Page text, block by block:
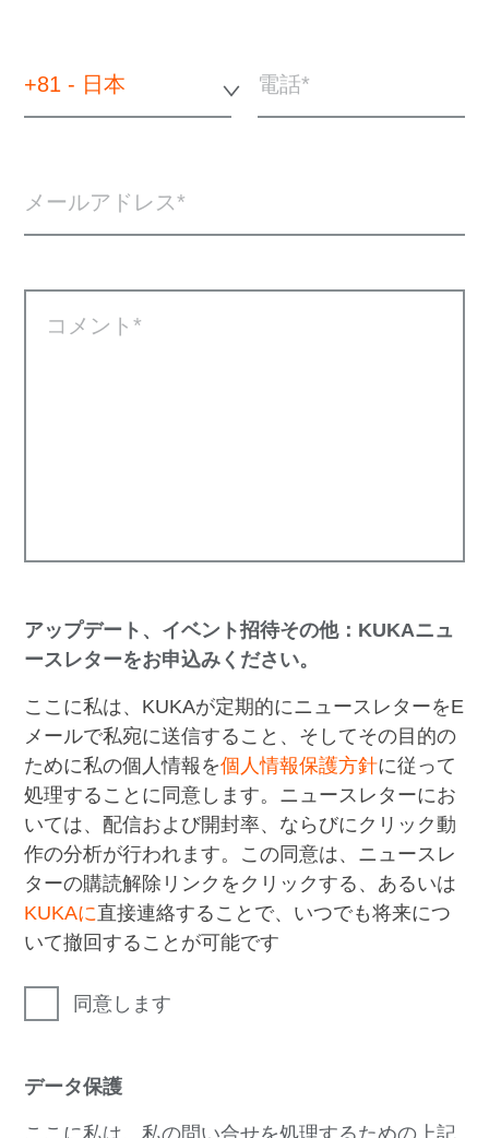
+81 - 日本 電話
メールアドレス
コメント
アップデート、イベント招待その他：KUKAニュ
ースレターをお申込みください。
ここに私は、KUKAが定期的にニュースレターをE
メールで私宛に送信すること、そしてその目的の
ために私の個人情報を個人情報保護方針に従って
処理することに同意します。ニュースレターにお
いては、配信および開封率、ならびにクリック動
作の分析が行われます。この同意は、ニュースレ
ターの購読解除リンクをクリックする、あるいは
KUKAに直接連絡することで、いつでも将来につ
いて撤回することが可能です
同意します
データ保護
ここに私は、私の問い合せを処理するための上記